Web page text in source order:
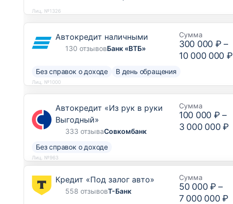
Лиц. №1326
Автокредит наличными
130 отзывовБанк «ВТБ»
Сумма
300 000 ₽ –
10 000 000 ₽
Без справок о доходе В день обращения
Лиц. №1000
Автокредит «Из рук в руки
Выгодный»
333 отзываСовкомбанк
Сумма
100 000 ₽ –
3 000 000 ₽
Без справок о доходе
Лиц. №963
Кредит «Под залог авто»
558 отзывовТ-Банк
Сумма
50 000 ₽ –
7 000 000 ₽